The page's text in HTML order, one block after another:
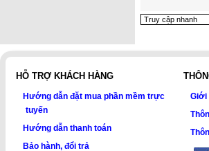
HỖ TRỢ KHÁCH HÀNG
Hướng dẫn đặt mua phần mềm trực
tuyến
Hướng dẫn thanh toán
Bảo hành, đổi trả
Giới